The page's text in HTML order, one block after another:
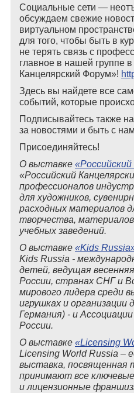
Социальные сети —
обсуждаем свежие
виртуальном
для того, чтобы быть в
не терять связь с
главное в нашей группе
Канцелярский Форум»!
Здесь вы найдете все
событий, которые
Подписывайтесь также
за новостями и быть с
Присоединяйтесь!
О выставке
«Российский
профессионалов
для художников,
расходных материалов
творчества,
учебных заведений.
О выставке «Kids
Kids Russia -
детей, ведущая
России, странах СНГ и
мирового лидера среди
игрушках и организации
Германия) - и
России.
О выставке «Licensing
Licensing World Russia –
выставка, посвященная
принимают все
и лицензионные